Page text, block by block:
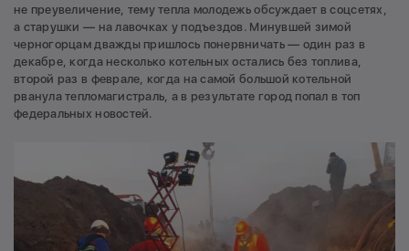
не преувеличение, тему тепла молодежь обсуждает в соцсетях,
а старушки — на лавочках у подъездов. Минувшей зимой
черногорцам дважды пришлось понервничать — один раз в
декабре, когда несколько котельных остались без топлива,
второй раз в феврале, когда на самой большой котельной
рванула тепломагистраль, а в результате город попал в топ
федеральных новостей.